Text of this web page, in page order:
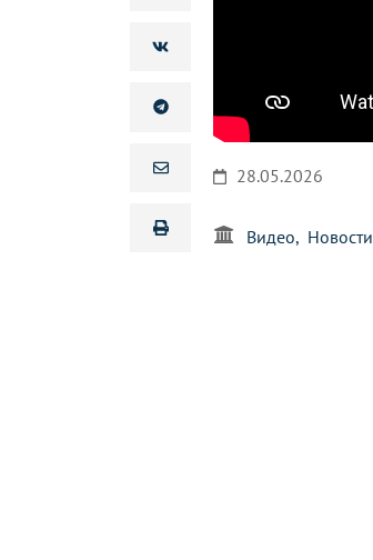
28.05.2026
Видео Новости